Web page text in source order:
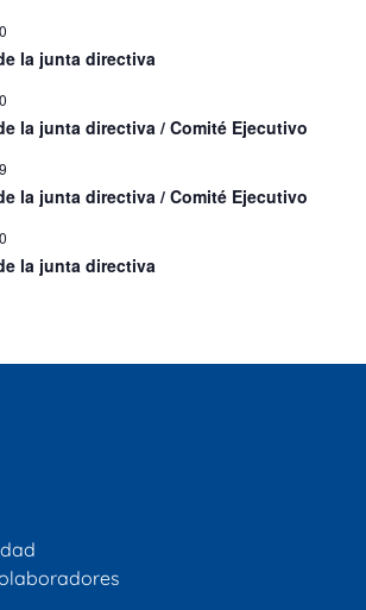
la junta directiva
la junta directiva / Comité Ejecutivo
la junta directiva / Comité Ejecutivo
la junta directiva